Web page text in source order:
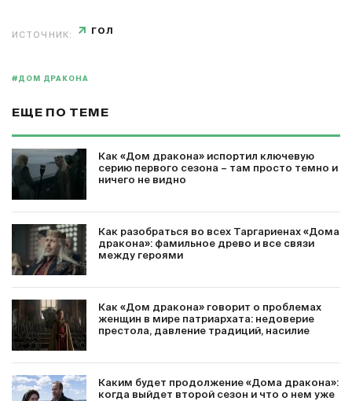
ИСТОЧНИК: ГОЛ
#ДОМ ДРАКОНА
ЕЩЕ ПО ТЕМЕ
Как «Дом дракона» испортил ключевую
серию первого сезона – там просто темно и
ничего не видно
Как разобраться во всех Таргариенах «Дома
дракона»: фамильное древо и все связи
между героями
Как «Дом дракона» говорит о проблемах
женщин в мире патриархата: недоверие
престола, давление традиций, насилие
Каким будет продолжение «Дома дракона»:
когда выйдет второй сезон и что о нем уже